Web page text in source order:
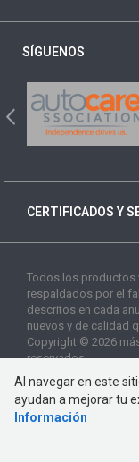
SÍGUENOS
CERTIFICADOS Y
Todos los productos
respaldados por el
descritos en cada
nuevos y de calidad
Copyright © 2026
reservados
Al navegar en este
ayudan a mejorar tu
Información